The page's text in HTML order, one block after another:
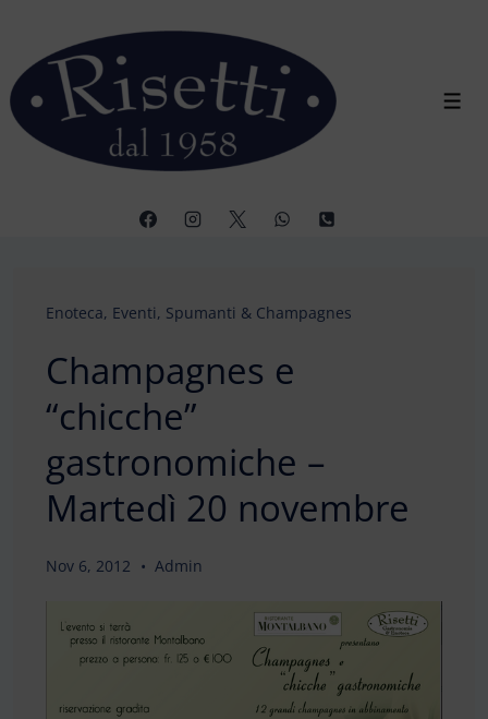
contenuto
principale
Enoteca, Eventi, Spumanti & Champagnes
Champagnes e
“chicche”
gastronomiche –
Martedì 20 novembre
Nov 6, 2012 Admin